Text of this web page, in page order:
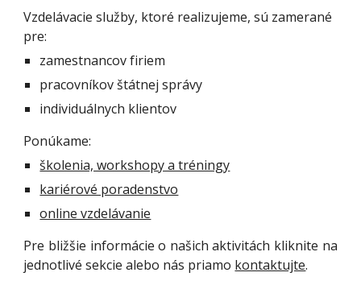
Vzdelávacie služby, ktoré realizujeme, sú zamerané
pre:
zamestnancov firiem
pracovníkov štátnej správy
individuálnych klientov
Ponúkame:
školenia, workshopy a tréningy
kariérové poradenstvo
online vzdelávanie
Pre bližšie informácie o našich aktivitách kliknite na
jednotlivé sekcie alebo nás priamo kontaktujte.